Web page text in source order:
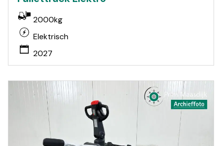
2000kg
Elektrisch
2027